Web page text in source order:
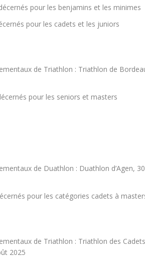
pour les benjamins et les minimes
pour les cadets et les juniors
de Triathlon : Triathlon de
pour les seniors et masters
de Duathlon : Duathlon d’Agen,
pour les catégories cadets à
de Triathlon : Triathlon des
2025